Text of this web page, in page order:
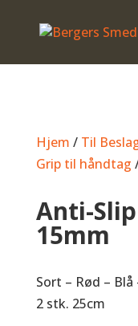
Hjem / Til
Grip til håndtag
Anti-
15mm
Sort – Rød – Blå
2 stk. 25cm